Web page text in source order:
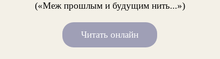
(«Меж прошлым и будущим нить...»)
Читать онлайн